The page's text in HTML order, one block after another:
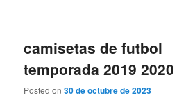
camisetas de futbol
temporada 2019 2020
Posted on30 de octubre de 2023